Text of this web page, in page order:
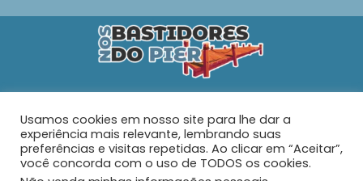
Rua Maria de Souza Santos Nº 159 – AP 401 –
Tabuleiro – Barra Velha – SC
Usamos cookies em nosso site para lhe dar a
experiência mais relevante, lembrando suas
preferências e visitas repetidas. Ao clicar em “Aceitar”,
você concorda com o uso de TODOS os cookies.